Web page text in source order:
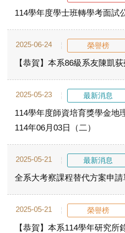
114學年度學士班轉學考面試
2025-06-24 榮譽榜
【恭賀】本系86級系友陳凱
2025-05-23 最新消息
114學年度師資培育獎學金地
114年06月03日（二）
2025-05-21 最新消息
全系大考察課程替代方案申請
2025-05-21 榮譽榜
【恭賀】本系114學年研究所